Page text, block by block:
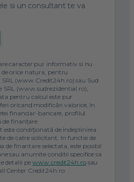
si un consultant te va
caracter pur informativ si nu
orice natura, pentru
(www.Credit24h.ro) sau Sud
SRL (www.sudrezidential.ro);
pentru calcul este pur
oricand modificări valorice, în
financiar-bancare, profilul
de finanțare.
este condiţionată de îndeplinirea
de catre solicitant. In functie de
de finantare selectata, este posibil
sau anumite conditii specifice sa
detalii pewww.credit24h.rosau
Center Credit24h.ro